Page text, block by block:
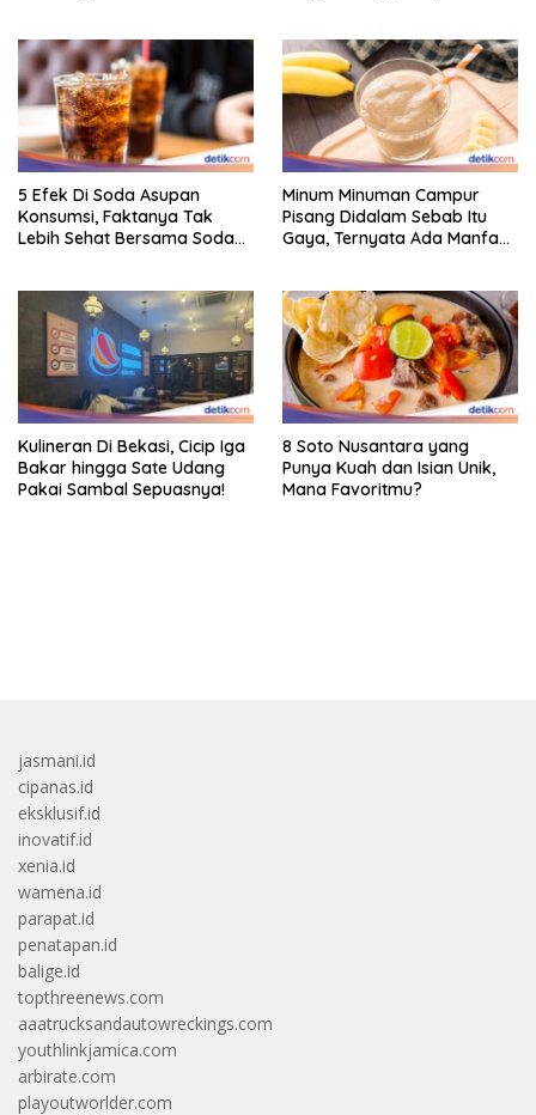
5 Efek Di Soda Asupan
Konsumsi, Faktanya Tak
Lebih Sehat Bersama Soda
Minum Minuman Campur
Pisang Didalam Sebab Itu
Gaya, Ternyata Ada Manfaat
Kulineran Di Bekasi, Cicip Iga
Bakar hingga Sate Udang
Pakai Sambal Sepuasnya!
8 Soto Nusantara yang
Punya Kuah dan Isian Unik,
Mana Favoritmu?
jasmani.id
cipanas.id
eksklusif.id
inovatif.id
xenia.id
wamena.id
parapat.id
penatapan.id
balige.id
topthreenews.com
aaatrucksandautowreckings.com
youthlinkjamica.com
arbirate.com
playoutworlder.com